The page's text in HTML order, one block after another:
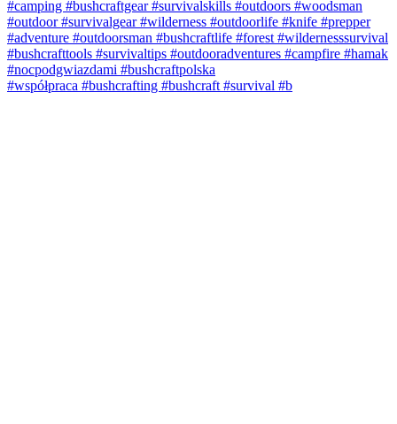
#współpraca #bushcrafting #bushcraft #survival #b